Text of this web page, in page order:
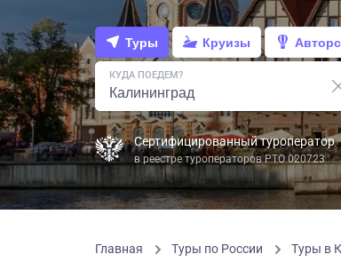
Туры Круизы
КУДА ПОЕДЕМ?
Сертифицированный туроператор
в реестре туроператоров РТО 020723
Главная Туры по России Туры в